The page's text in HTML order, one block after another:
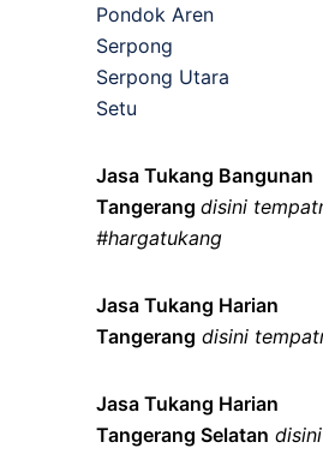
Pondok Aren
Serpong
Serpong Utara
Setu
Jasa Tukang Bangunan
Tangerang disini
#hargatukang
Jasa Tukang Harian
Tangerang disini
Jasa Tukang Harian
Tangerang Selatan disini